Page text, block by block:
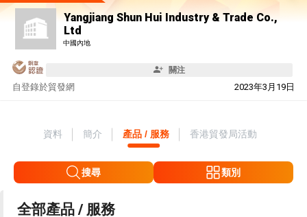
Yangjiang Shun Hui Industry & Trade Co.,
Ltd
中國內地
關注
自 2023年3月19日
登錄於貿發網
資料 簡介 產品 / 服務 香港貿發局活動
搜尋 類別
全部產品 / 服務